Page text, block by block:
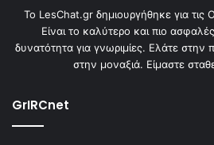
To LesChat.gr δημιουργήθηκε για τις
Είναι το καλύτερο και πιο
δυνατότητα για γνωριμίες. Ελάτε στην
στην μοναξιά. Είμαστε
GrIRCnet